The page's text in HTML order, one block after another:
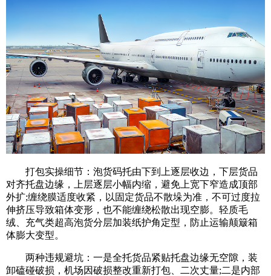
打包实操细节：泡货码托由下到上逐层收边，下层货品
对齐托盘边缘，上层逐层小幅内缩，避免上宽下窄造成顶部
外扩;缠绕膜适度收紧，以固定货品不散垛为准，不可过度拉
伸挤压导致箱体变形，也不能缠绕松散出现空膨。轻质毛
绒、充气类超高泡货分层加装纸护角定型，防止运输颠簸箱
体膨大变型。
两种违规避坑：一是全托货品紧贴托盘边缘无空隙，装
卸磕碰破损，机场因破损整改重新打包、二次丈量;二是内部